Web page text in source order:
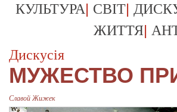
КУЛЬТУРА| СВІТ|
ЖИТТЯ|
Дискусія
МУЖЕСТВО
Славой Жижек